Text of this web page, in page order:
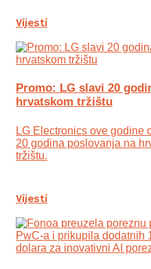
Vijesti
Promo: LG slavi 20
hrvatskom tržištu
LG Electronics ove godine
20 godina poslovanja na
tržištu.
Vijesti